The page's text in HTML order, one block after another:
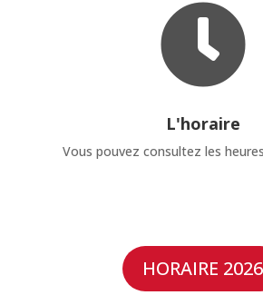

L'horaire
Vous pouvez consultez les
HORAIRE 2026